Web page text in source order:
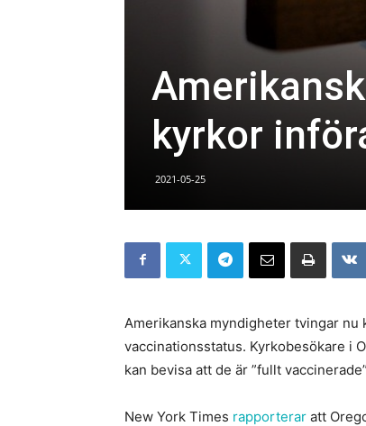
kyrkor
2021-05-25
Amerikanska myndigheter tvingar
vaccinationsstatus. Kyrkobesökare i
kan bevisa att de är ”fullt
New York Times rapporterar att